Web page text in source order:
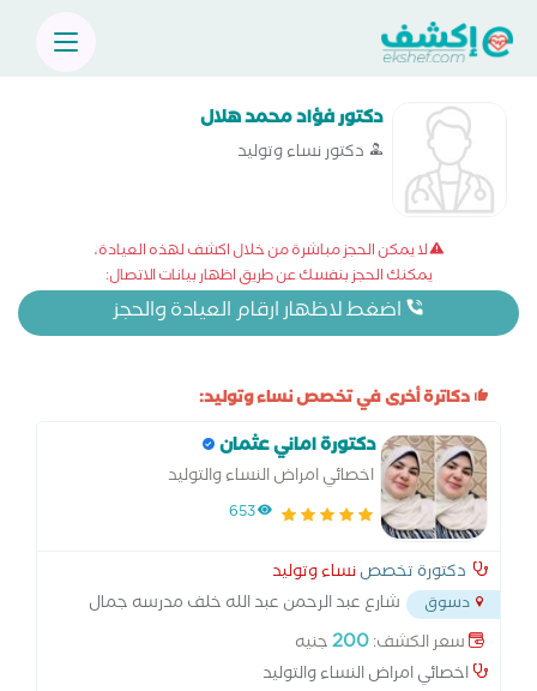
دكتور فؤاد محمد هلال
دكتور نساء وتوليد
لا يمكن الحجز مباشرة من خلال اكشف لهذه العيادة،
يمكنك الحجز بنفسك عن طريق اظهار بيانات الاتصال:
اضغط لاظهار ارقام العيادة والحجز
دكاترة أخرى في تخصص نساء وتوليد:
دكتورة اماني عثمان
اخصائي امراض النساء والتوليد
653
دكتورة تخصصنساء وتوليد
دسوق
شارع عبد الرحمن عبد الله خلف مدرسه جمال
عبد الناصر المرور الجديد دسوق
سعر الكشف:200جنيه
اخصائي امراض النساء والتوليد